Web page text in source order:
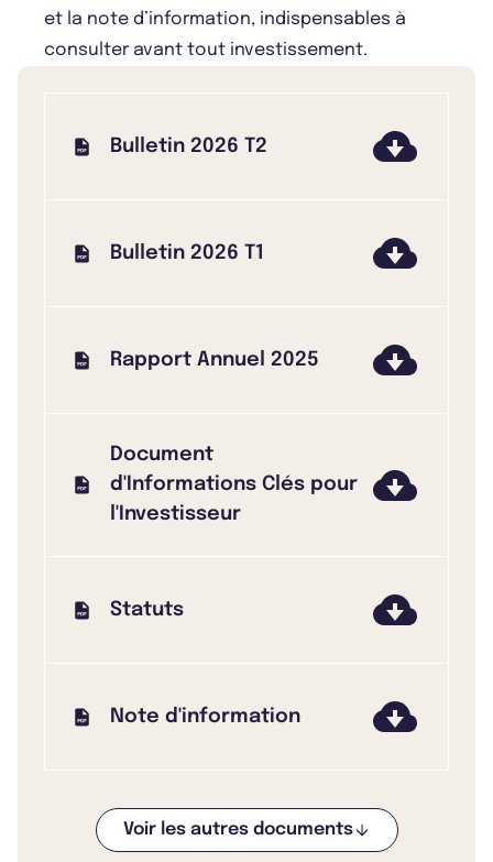
et la note d’information, indispensables à
consulter avant tout investissement.
Bulletin 2026 T2
Bulletin 2026 T1
Rapport Annuel 2025
Document
d'Informations Clés pour
l'Investisseur
Statuts
Note d'information
Voir les autres documents